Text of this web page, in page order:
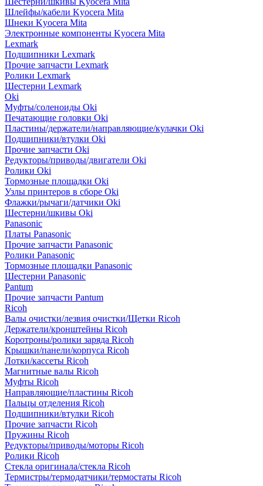
Шлейфы/кабели Kyocera Mita
Шнеки Kyocera Mita
Электронные компоненты Kyocera Mita
Lexmark
Подшипники Lexmark
Прочие запчасти Lexmark
Ролики Lexmark
Шестерни Lexmark
Oki
Муфты/соленоиды Oki
Печатающие головки Oki
Пластины/держатели/направляющие/кулачки Oki
Подшипники/втулки Oki
Прочие запчасти Oki
Редукторы/приводы/двигатели Oki
Ролики Oki
Тормозные площадки Oki
Узлы принтеров в сборе Oki
Флажки/рычаги/датчики Oki
Шестерни/шкивы Oki
Panasonic
Платы Panasonic
Прочие запчасти Panasonic
Ролики Panasonic
Тормозные площадки Panasonic
Шестерни Panasonic
Pantum
Прочие запчасти Pantum
Ricoh
Валы очистки/лезвия очистки/Щетки Ricoh
Держатели/кронштейны Ricoh
Коротроны/ролики заряда Ricoh
Крышки/панели/корпуса Ricoh
Лотки/кассеты Ricoh
Магнитные валы Ricoh
Муфты Ricoh
Направляющие/пластины Ricoh
Пальцы отделения Ricoh
Подшипники/втулки Ricoh
Прочие запчасти Ricoh
Пружины Ricoh
Редукторы/приводы/моторы Ricoh
Ролики Ricoh
Стекла оригинала/стекла Ricoh
Термистры/термодатчики/термостаты Ricoh